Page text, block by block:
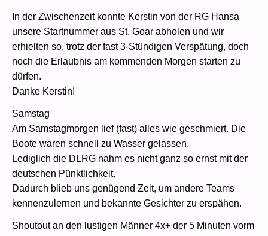
In der Zwischenzeit konnte Kerstin von der RG Hansa
unsere Startnummer aus St. Goar abholen und wir
erhielten so, trotz der fast 3-Stündigen Verspätung, doch
noch die Erlaubnis am kommenden Morgen starten zu
dürfen.
Danke Kerstin!
Samstag
Am Samstagmorgen lief (fast) alles wie geschmiert. Die
Boote waren schnell zu Wasser gelassen.
Lediglich die DLRG nahm es nicht ganz so ernst mit der
deutschen Pünktlichkeit.
Dadurch blieb uns genügend Zeit, um andere Teams
kennenzulernen und bekannte Gesichter zu erspähen.
Shoutout an den lustigen Männer 4x+ der 5 Minuten vorm